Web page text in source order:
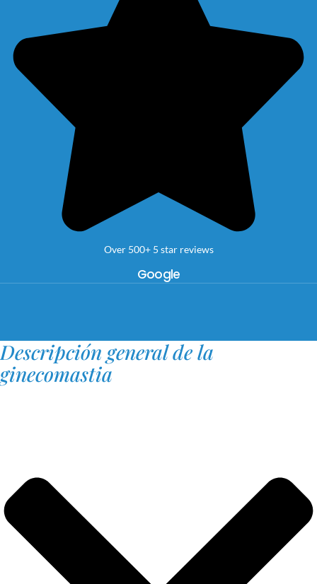
Over 500+ 5 star reviews
Google
Descripción general de la
ginecomastia